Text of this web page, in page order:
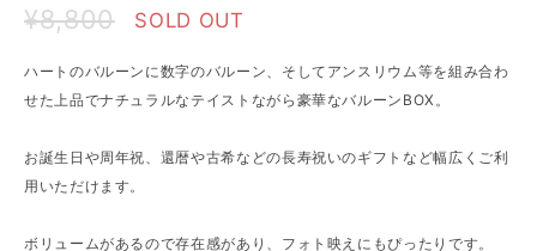
¥8,800 SOLD OUT
ハートのバルーンに数字のバルーン、そしてアンスリウム等を組み合わ
せた上品でナチュラルなテイストながら豪華なバルーンBOX。
お誕生日や周年祝、還暦や古希などの長寿祝いのギフトなど幅広くご利
用いただけます。
ボリュームがあるので存在感があり、フォト映えにもぴったりです。